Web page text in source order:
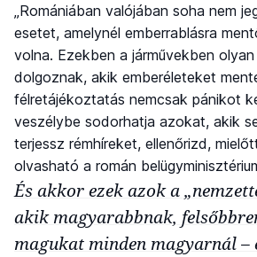
„Romániában valójában soha nem
esetet, amelynél emberrablásra
volna. Ezekben a járművekben
dolgoznak, akik emberéleteket
félretájékoztatás nemcsak pánikot
veszélybe sodorhatja azokat, akik
terjessz rémhíreket, ellenőrizd,
olvasható a román
És akkor ezek azok a
akik magyarabbnak,
magukat minden magyarnál –